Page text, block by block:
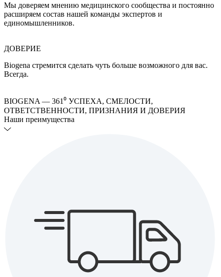
Мы доверяем мнению медицинского сообщества и постоянно
расширяем состав нашей команды экспертов и
единомышленников.
ДОВЕРИЕ
Biogena стремится сделать чуть больше возможного для вас.
Всегда.
BIOGENA — 361⁰ УСПЕХА, СМЕЛОСТИ,
ОТВЕТСТВЕННОСТИ, ПРИЗНАНИЯ И ДОВЕРИЯ
Наши преимущества